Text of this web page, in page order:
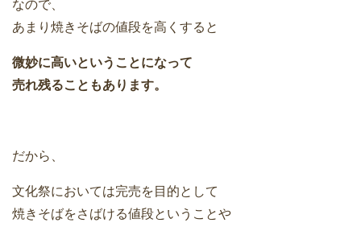
なので、
あまり焼きそばの値段を高くすると
微妙に高いということになって
売れ残ることもあります。
だから、
文化祭においては完売を目的として
焼きそばをさばける値段ということや